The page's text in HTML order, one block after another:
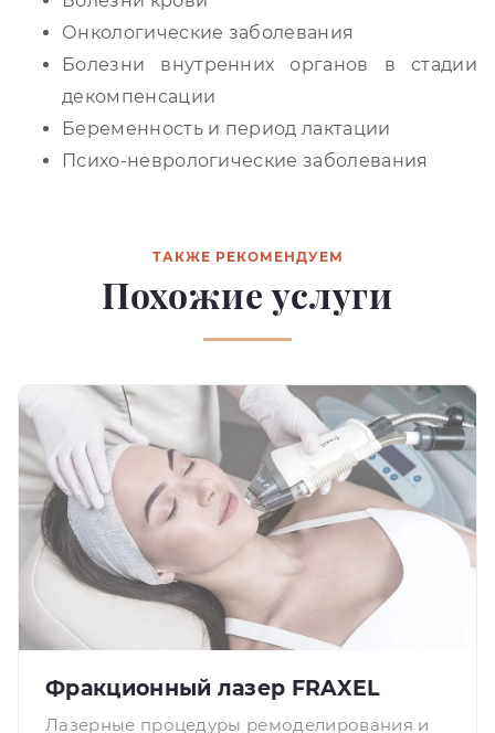
Онкологические заболевания
Болезни внутренних органов в стадии
декомпенсации
Беременность и период лактации
Психо-неврологические заболевания
ТАКЖЕ РЕКОМЕНДУЕМ
Похожие услуги
Фракционный лазер FRAXEL
Лазерные процедуры ремоделирования и